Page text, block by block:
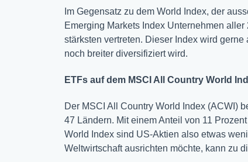
Im Gegensatz zu dem World Index, der
Emerging Markets Index Unternehmen
stärksten vertreten. Dieser Index wird
noch breiter diversifiziert wird.
ETFs auf dem MSCI All Country World
Der MSCI All Country World Index (ACWI)
47 Ländern. Mit einem Anteil von 11
World Index sind US-Aktien also etwas
Weltwirtschaft ausrichten möchte, kann zu